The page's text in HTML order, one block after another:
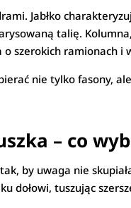
Jabłko
talię.
szerokich ramionach i
nie tylko fasony,
– co
by uwaga nie
dołowi, tuszując